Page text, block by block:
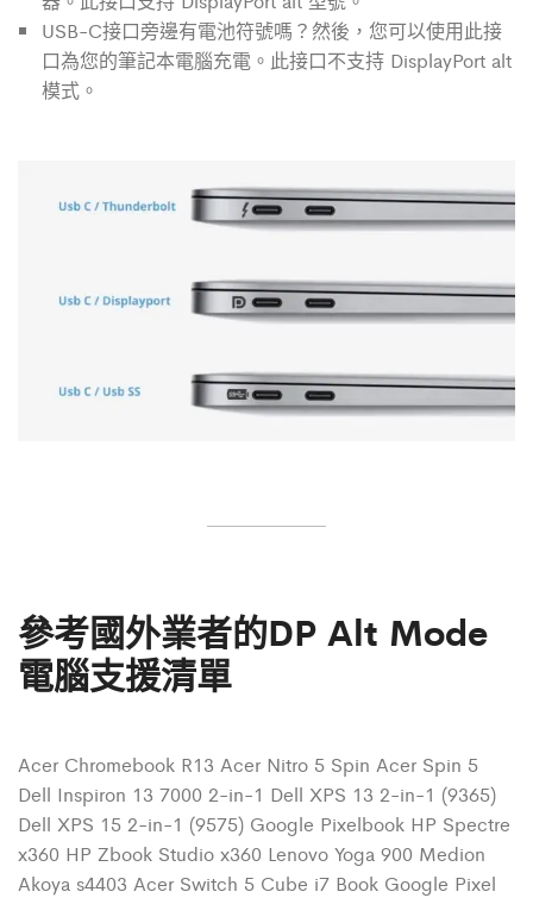
USB-C接口旁邊有電池符號嗎？然後，您可以使用此接
口為您的筆記本電腦充電。此接口不支持 DisplayPort alt
模式。
參考國外業者的DP Alt Mode
電腦支援清單
Acer Chromebook R13 Acer Nitro 5 Spin Acer Spin 5
Dell Inspiron 13 7000 2-in-1 Dell XPS 13 2-in-1 (9365)
Dell XPS 15 2-in-1 (9575) Google Pixelbook HP Spectre
x360 HP Zbook Studio x360 Lenovo Yoga 900 Medion
Akoya s4403 Acer Switch 5 Cube i7 Book Google Pixel